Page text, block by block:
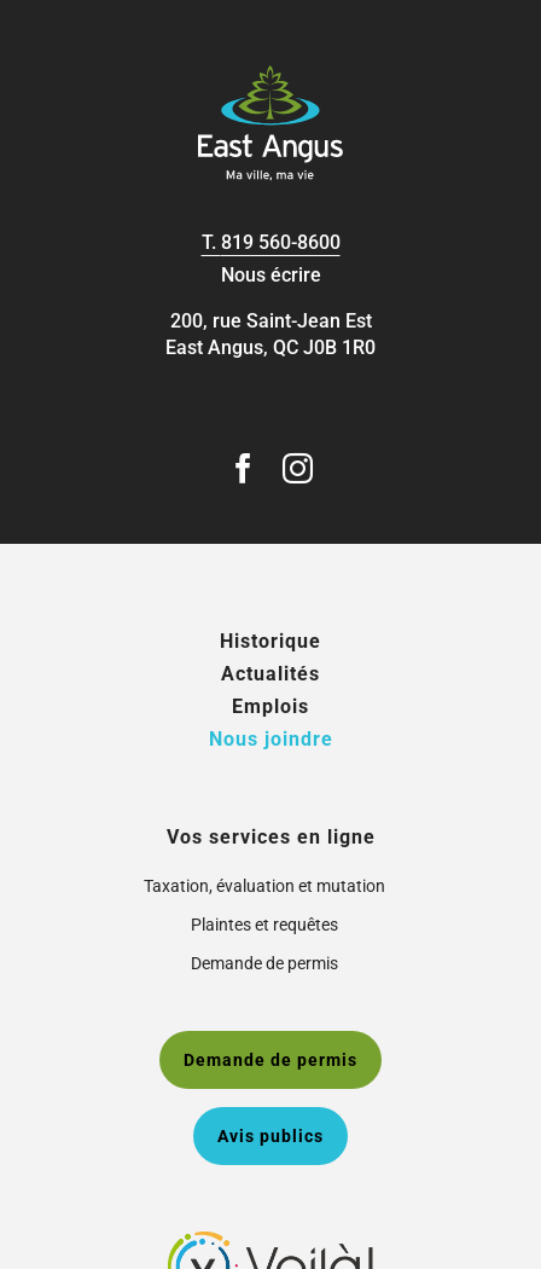
T. 819 560-8600
Nous écrire
200, rue Saint-Jean Est
East Angus, QC J0B 1R0
Historique
Actualités
Emplois
Nous joindre
Vos services en ligne
Taxation, évaluation et mutation
Plaintes et requêtes
Demande de permis
Demande de permis
Avis publics